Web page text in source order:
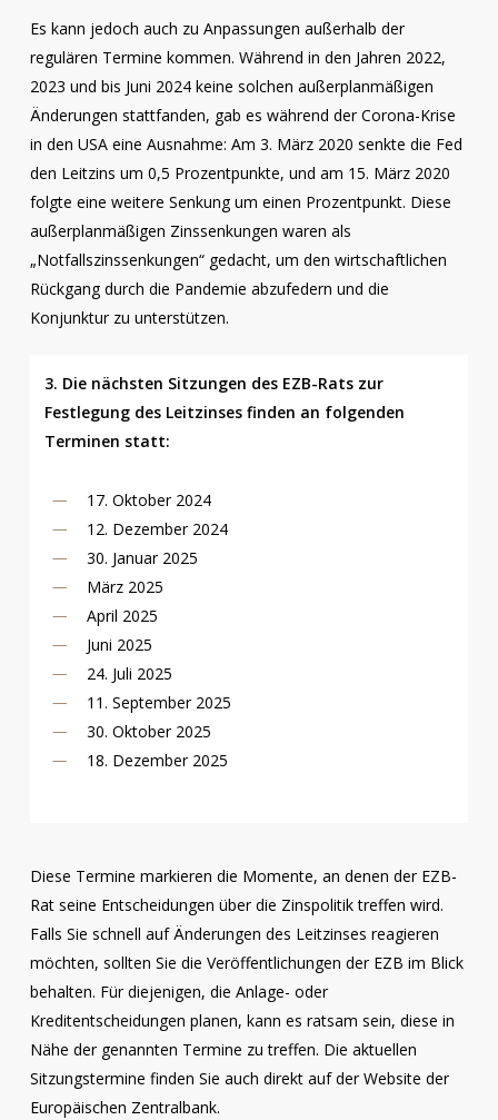
Es kann jedoch auch zu Anpassungen außerhalb der
regulären Termine kommen. Während in den Jahren 2022,
2023 und bis Juni 2024 keine solchen außerplanmäßigen
Änderungen stattfanden, gab es während der Corona-Krise
in den USA eine Ausnahme: Am 3. März 2020 senkte die Fed
den Leitzins um 0,5 Prozentpunkte, und am 15. März 2020
folgte eine weitere Senkung um einen Prozentpunkt. Diese
außerplanmäßigen Zinssenkungen waren als
„Notfallszinssenkungen“ gedacht, um den wirtschaftlichen
Rückgang durch die Pandemie abzufedern und die
Konjunktur zu unterstützen.
3. Die nächsten Sitzungen des EZB-Rats zur
Festlegung des Leitzinses finden an folgenden
Terminen statt:
17. Oktober 2024
12. Dezember 2024
30. Januar 2025
März 2025
April 2025
Juni 2025
24. Juli 2025
11. September 2025
30. Oktober 2025
18. Dezember 2025
Diese Termine markieren die Momente, an denen der EZB-
Rat seine Entscheidungen über die Zinspolitik treffen wird.
Falls Sie schnell auf Änderungen des Leitzinses reagieren
möchten, sollten Sie die Veröffentlichungen der EZB im Blick
behalten. Für diejenigen, die Anlage- oder
Kreditentscheidungen planen, kann es ratsam sein, diese in
Nähe der genannten Termine zu treffen. Die aktuellen
Sitzungstermine finden Sie auch direkt auf der Website der
Europäischen Zentralbank.